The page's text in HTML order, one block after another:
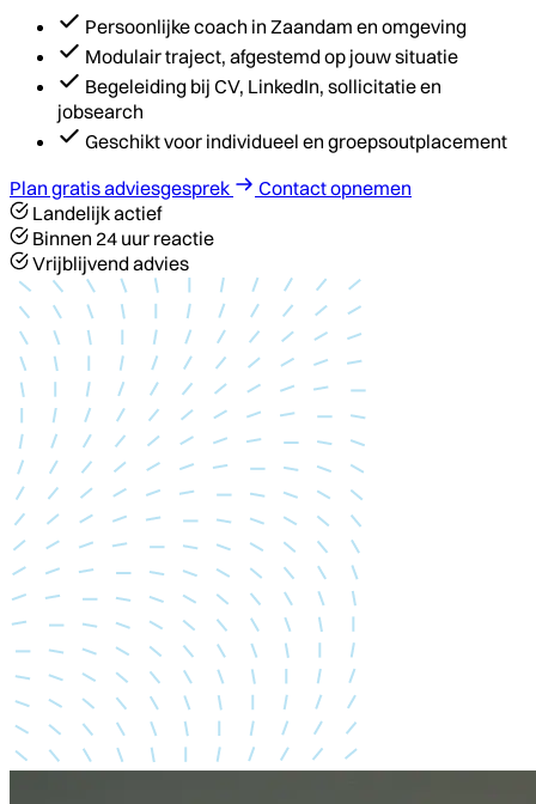
Persoonlijke coach in Zaandam en omgeving
Modulair traject, afgestemd op jouw situatie
Begeleiding bij CV, LinkedIn, sollicitatie en
jobsearch
Geschikt voor individueel en groepsoutplacement
Plan gratis adviesgesprek
Contact opnemen
Landelijk actief
Binnen 24 uur reactie
Vrijblijvend advies